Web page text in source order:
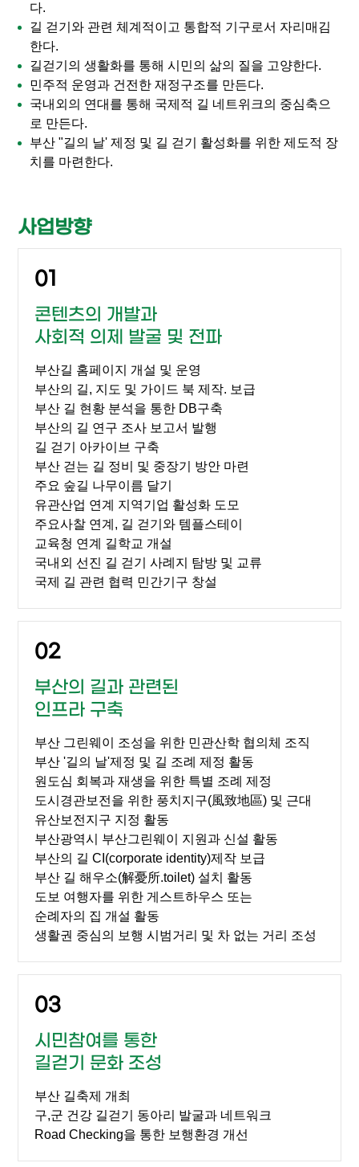
다.
길 걷기와 관련 체계적이고 통합적 기구로서 자리매김
한다.
길걷기의 생활화를 통해 시민의 삶의 질을 고양한다.
민주적 운영과 건전한 재정구조를 만든다.
국내외의 연대를 통해 국제적 길 네트위크의 중심축으
로 만든다.
부산 "길의 날' 제정 및 길 걷기 활성화를 위한 제도적 장
치를 마련한다.
사업방향
01
콘텐츠의 개발과
사회적 의제 발굴 및 전파
부산길 홈페이지 개설 및 운영
부산의 길, 지도 및 가이드 북 제작. 보급
부산 길 현황 분석을 통한 DB구축
부산의 길 연구 조사 보고서 발행
길 걷기 아카이브 구축
부산 걷는 길 정비 및 중장기 방안 마련
주요 숲길 나무이름 달기
유관산업 연계 지역기업 활성화 도모
주요사찰 연계, 길 걷기와 템플스테이
교육청 연계 길학교 개설
국내외 선진 길 걷기 사례지 탐방 및 교류
국제 길 관련 협력 민간기구 창설
02
부산의 길과 관련된
인프라 구축
부산 그린웨이 조성을 위한 민관산학 협의체 조직
부산 '길의 날'제정 및 길 조례 제정 활동
원도심 회복과 재생을 위한 특별 조례 제정
도시경관보전을 위한 풍치지구(風致地區) 및 근대
유산보전지구 지정 활동
부산광역시 부산그린웨이 지원과 신설 활동
부산의 길 CI(corporate identity)제작 보급
부산 길 해우소(解憂所.toilet) 설치 활동
도보 여행자를 위한 게스트하우스 또는
순례자의 집 개설 활동
생활권 중심의 보행 시범거리 및 차 없는 거리 조성
03
시민참여를 통한
길걷기 문화 조성
부산 길축제 개최
구,군 건강 길걷기 동아리 발굴과 네트워크
Road Checking을 통한 보행환경 개선